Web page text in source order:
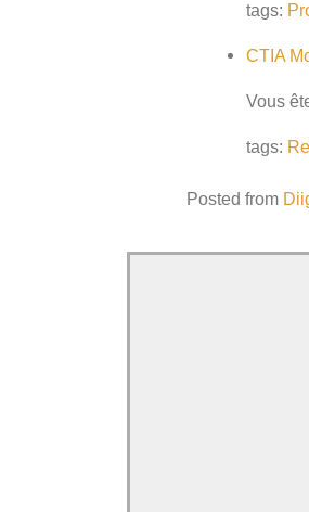
tags:
CTIA
Vous
tags:
Posted from